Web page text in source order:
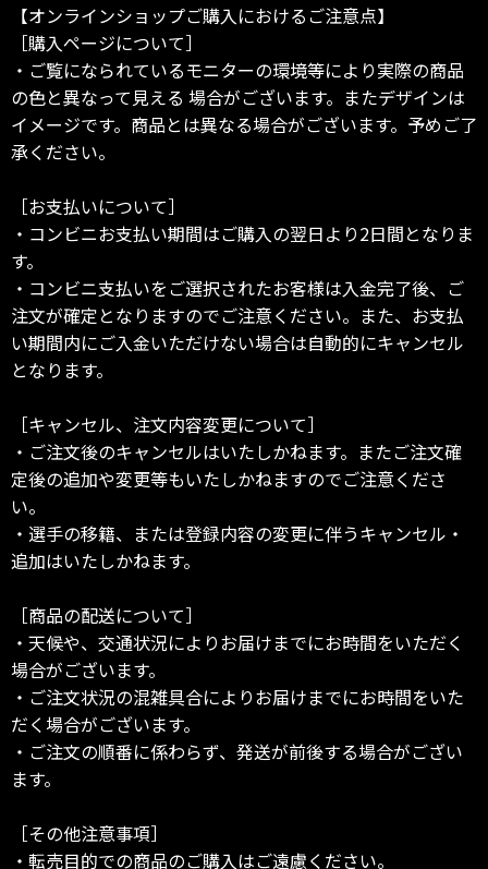
【オンラインショップご購入におけるご注意点】
［購入ページについて］
・ご覧になられているモニターの環境等により実際の商品
の色と異なって見える 場合がございます。またデザインは
イメージです。商品とは異なる場合がございます。予めご了
承ください。
［お支払いについて］
・コンビニお支払い期間はご購入の翌日より2日間となりま
す。
・コンビニ支払いをご選択されたお客様は入金完了後、ご
注文が確定となりますのでご注意ください。また、お支払
い期間内にご入金いただけない場合は自動的にキャンセル
となります。
［キャンセル、注文内容変更について］
・ご注文後のキャンセルはいたしかねます。またご注文確
定後の追加や変更等もいたしかねますのでご注意くださ
い。
・選手の移籍、または登録内容の変更に伴うキャンセル・
追加はいたしかねます。
［商品の配送について］
・天候や、交通状況によりお届けまでにお時間をいただく
場合がございます。
・ご注文状況の混雑具合によりお届けまでにお時間をいた
だく場合がございます。
・ご注文の順番に係わらず、発送が前後する場合がござい
ます。
［その他注意事項］
・転売目的での商品のご購入はご遠慮ください。